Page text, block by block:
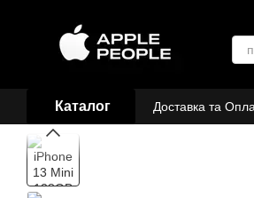
Каталог Доставка та
Договір